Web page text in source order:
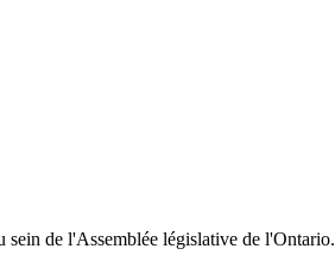
sein de l'Assemblée législative de l'Ontario.